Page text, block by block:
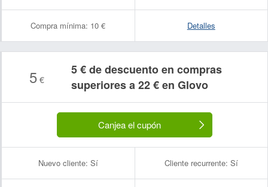
Compra mínima: 10 € Detalles
5 €
5 € de descuento en compras
superiores a 22 € en Glovo
Canjea el cupón
Nuevo cliente: Sí Cliente recurrente: Sí